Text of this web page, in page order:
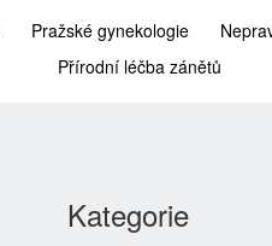
Pražské gynekologie
Přírodní léčba zánětů
Kategorie